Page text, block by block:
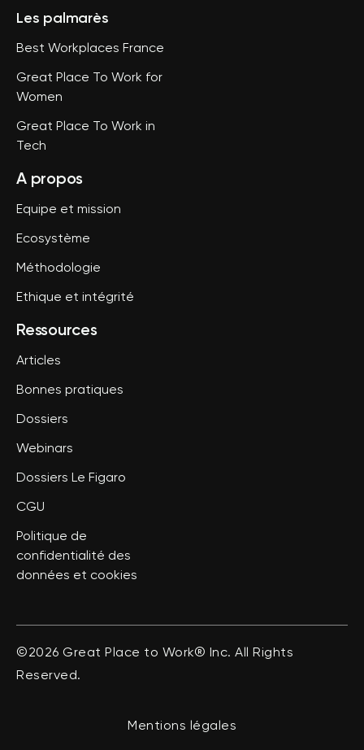
Les palmarès
Best Workplaces France
Great Place To Work for
Women
Great Place To Work in
Tech
A propos
Equipe et mission
Ecosystème
Méthodologie
Ethique et intégrité
Ressources
Articles
Bonnes pratiques
Dossiers
Webinars
Dossiers Le Figaro
CGU
Politique de
confidentialité des
données et cookies
©2026 Great Place to Work® Inc. All Rights
Reserved.
Mentions légales